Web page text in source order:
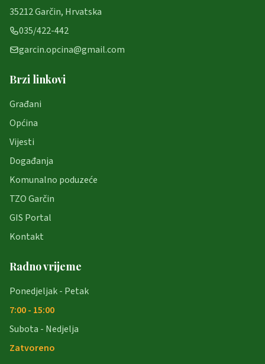
35212 Garčin, Hrvatska
035/422-442
garcin.opcina@gmail.com
Brzi linkovi
Građani
Općina
Vijesti
Događanja
Komunalno poduzeće
TZO Garčin
GIS Portal
Kontakt
Radno vrijeme
Ponedjeljak - Petak
7:00 - 15:00
Subota - Nedjelja
Zatvoreno